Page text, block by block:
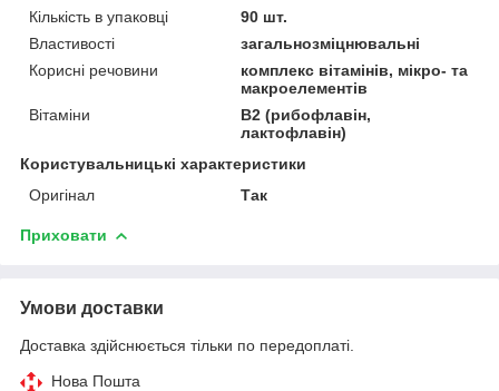
Кількість в упаковці
90 шт.
Властивості
загальнозміцнювальні
Корисні речовини
комплекс вітамінів, мікро- та
макроелементів
Вітаміни
В2 (рибофлавін,
лактофлавін)
Користувальницькі характеристики
Оригінал
Так
Приховати
Умови доставки
Доставка здійснюється тільки по передоплаті.
Нова Пошта